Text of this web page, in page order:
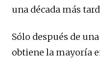
una década más
Sólo después de
obtiene la mayoría